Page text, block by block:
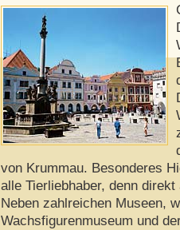
von Krummau. Besonderes
alle Tierliebhaber, denn
Neben zahlreichen Museen,
Wachsfigurenmuseum und